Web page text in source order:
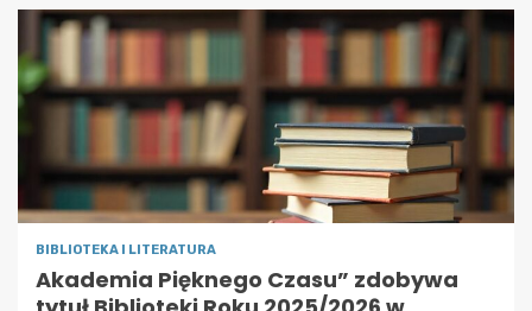
BIBLIOTEKA I LITERATURA
Akademia Pięknego Czasu” zdobywa